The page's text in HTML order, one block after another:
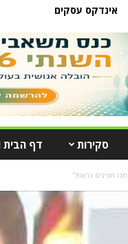
אינדקס עסקים
סקירות דף הבית